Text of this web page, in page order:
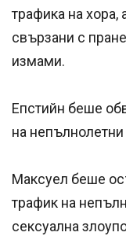
трафика на хора,
свързани с
измами.
Епстийн беше
на
Максуел беше
трафик на
сексуална